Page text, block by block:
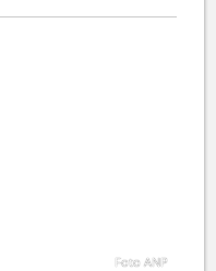
Foto ANP